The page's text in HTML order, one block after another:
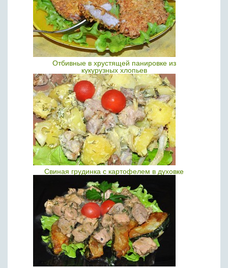
Отбивные в хрустящей панировке из
кукурузных хлопьев
Свиная грудинка с картофелем в духовке